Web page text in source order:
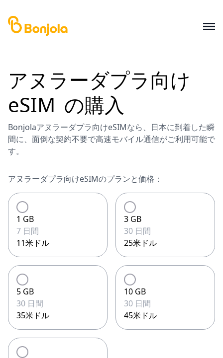
アヌラーダプラ向け
eSIM の購入
Bonjolaアヌラーダプラ向けeSIMなら、日本に到着した瞬
間に、面倒な契約不要で高速モバイル通信がご利用可能で
す。
アヌラーダプラ向けeSIMのプランと価格：
1 GB
7 日間
11米ドル
3 GB
30 日間
25米ドル
5 GB
30 日間
35米ドル
10 GB
30 日間
45米ドル